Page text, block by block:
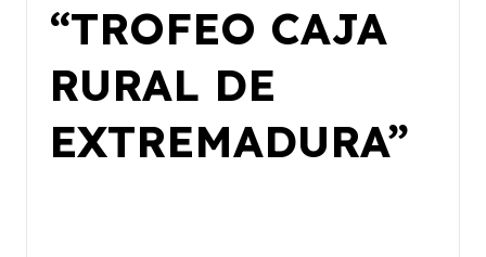
“TROFEO CAJA
RURAL DE
EXTREMADURA”